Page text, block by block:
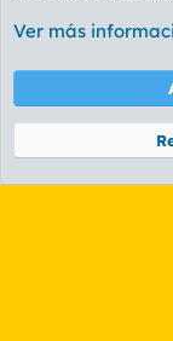
Cookies
PL
Community platform by
Ver más